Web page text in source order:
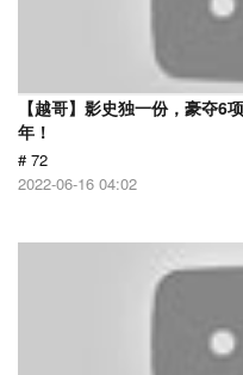
【越哥】影史独一份，豪夺6
年！
# 72
2022-06-16 04:02